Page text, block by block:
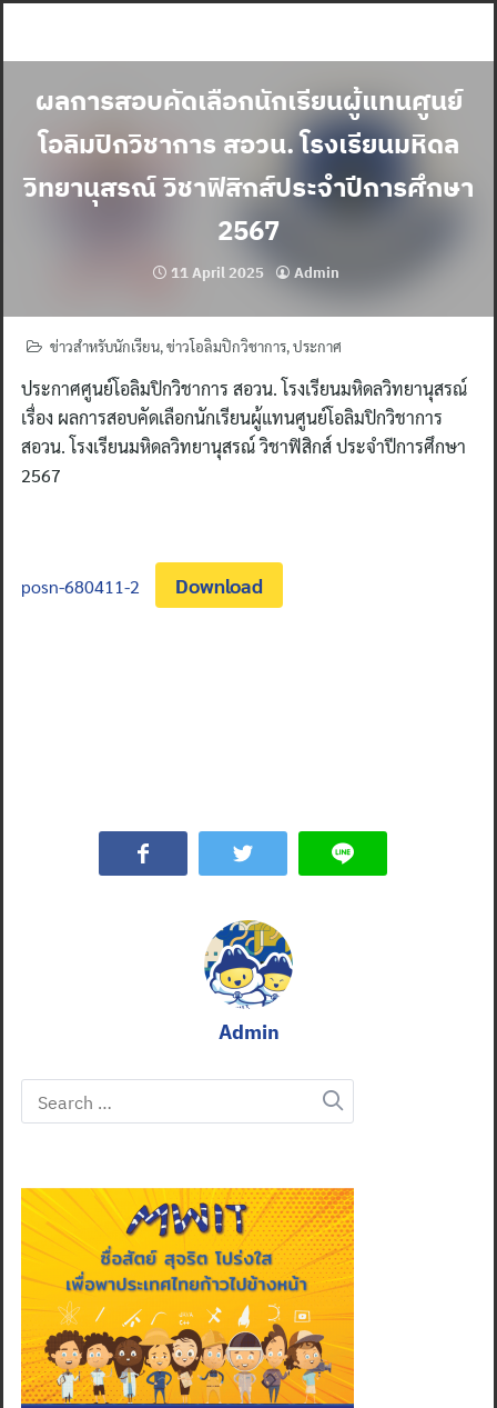
ผลการสอบคัดเลือกนักเรียนผู้แทนศูนย์
โอลิมปิกวิชาการ สอวน. โรงเรียนมหิดล
วิทยานุสรณ์ วิชาฟิสิกส์ประจำปีการศึกษา
2567
11 April 2025 Admin
ข่าวสำหรับนักเรียน,ข่าวโอลิมปิกวิชาการ,ประกาศ
ประกาศศูนย์โอลิมปิกวิชาการ สอวน. โรงเรียนมหิดลวิทยานุสรณ์
เรื่อง ผลการสอบคัดเลือกนักเรียนผู้แทนศูนย์โอลิมปิกวิชาการ
สอวน. โรงเรียนมหิดลวิทยานุสรณ์ วิชาฟิสิกส์ ประจำปีการศึกษา
2567
posn-680411-2 Download
Admin
Search
for: